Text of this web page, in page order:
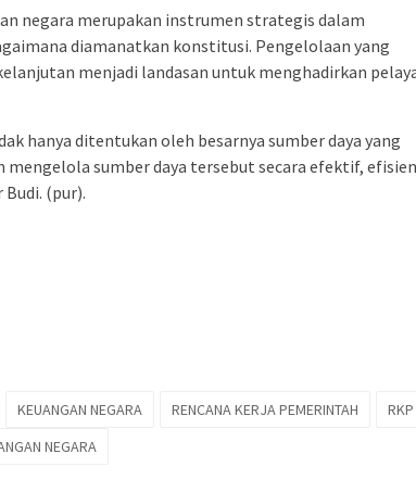
negara merupakan instrumen strategis dalam
diamanatkan konstitusi. Pengelolaan yang
menjadi landasan untuk menghadirkan
hanya ditentukan oleh besarnya sumber daya yang
sumber daya tersebut secara efektif,
(pur).
KEUANGAN NEGARA RENCANA KERJA PEMERINTAH
RKP
NEGARA